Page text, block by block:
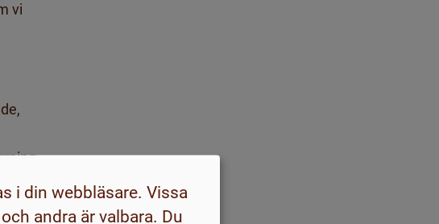
vi
en
i din webbläsare. Vissa
andra är valbara. Du